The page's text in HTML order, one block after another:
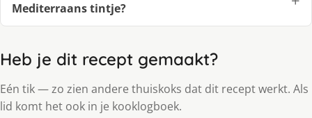
Mediterraans tintje?
Heb je dit recept gemaakt?
Eén tik — zo zien andere thuiskoks dat dit recept werkt. Als
lid komt het ook in je kooklogboek.